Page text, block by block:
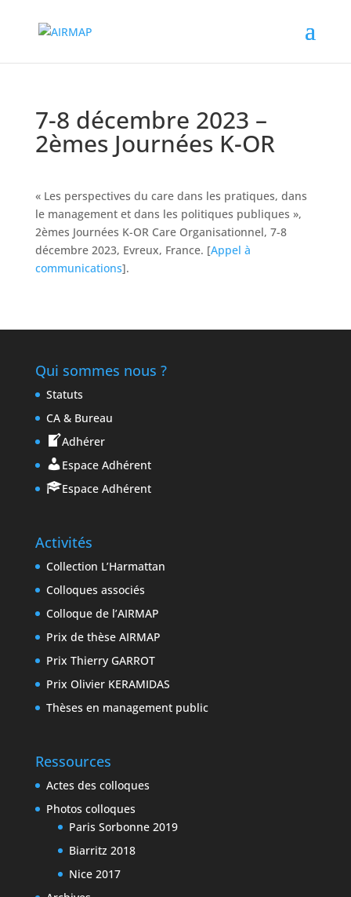
7-8 décembre 2023 –
2èmes Journées K-OR
« Les perspectives du care dans les pratiques, dans
le management et dans les politiques publiques »,
2èmes Journées K-OR Care Organisationnel, 7-8
décembre 2023, Evreux, France. [Appel à
communications].
Qui sommes nous ?
Statuts
CA & Bureau
Adhérer
Espace Adhérent
Espace Adhérent
Activités
Collection L’Harmattan
Colloques associés
Colloque de l’AIRMAP
Prix de thèse AIRMAP
Prix Thierry GARROT
Prix Olivier KERAMIDAS
Thèses en management public
Ressources
Actes des colloques
Photos colloques
Paris Sorbonne 2019
Biarritz 2018
Nice 2017